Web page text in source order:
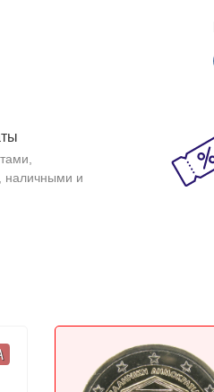
наличными и